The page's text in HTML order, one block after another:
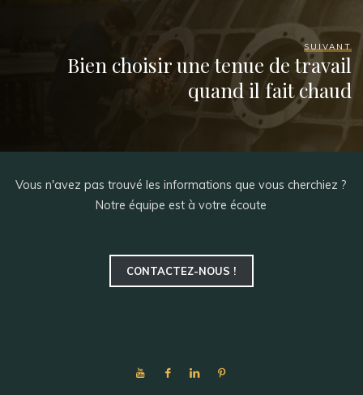
SUIVANT
Bien choisir une tenue de travail
quand il fait chaud
Vous n'avez pas trouvé les informations que vous cherchiez ?
Notre équipe est à votre écoute
CONTACTEZ-NOUS !